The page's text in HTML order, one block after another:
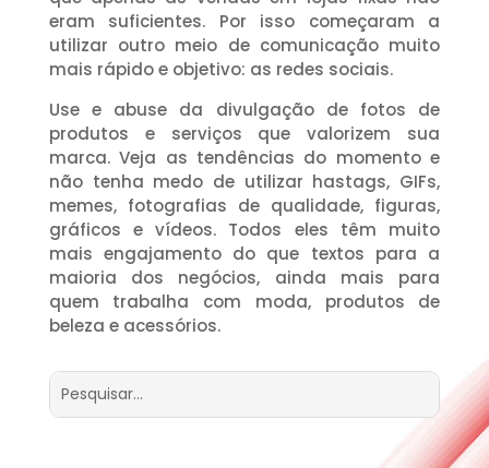
eram suficientes. Por isso começaram a
utilizar outro meio de comunicação muito
mais rápido e objetivo: as redes sociais.
Use e abuse da divulgação de fotos de
produtos e serviços que valorizem sua
marca. Veja as tendências do momento e
não tenha medo de utilizar hastags, GIFs,
memes, fotografias de qualidade, figuras,
gráficos e vídeos. Todos eles têm muito
mais engajamento do que textos para a
maioria dos negócios, ainda mais para
quem trabalha com moda, produtos de
beleza e acessórios.